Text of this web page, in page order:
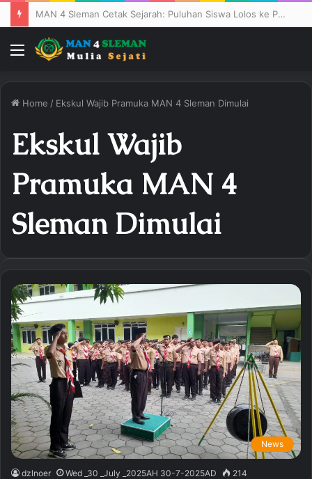
MAN 4 Sleman Cetak Sejarah: Puluhan Siswa Lolos ke PTN Ternama
Menu
Home / Ekskul Wajib Pramuka MAN 4 Sleman Dimulai
Ekskul Wajib
Pramuka MAN 4
Sleman Dimulai
News
dzlnoer Wed _30 _July _2025AH 30-7-2025AD 214